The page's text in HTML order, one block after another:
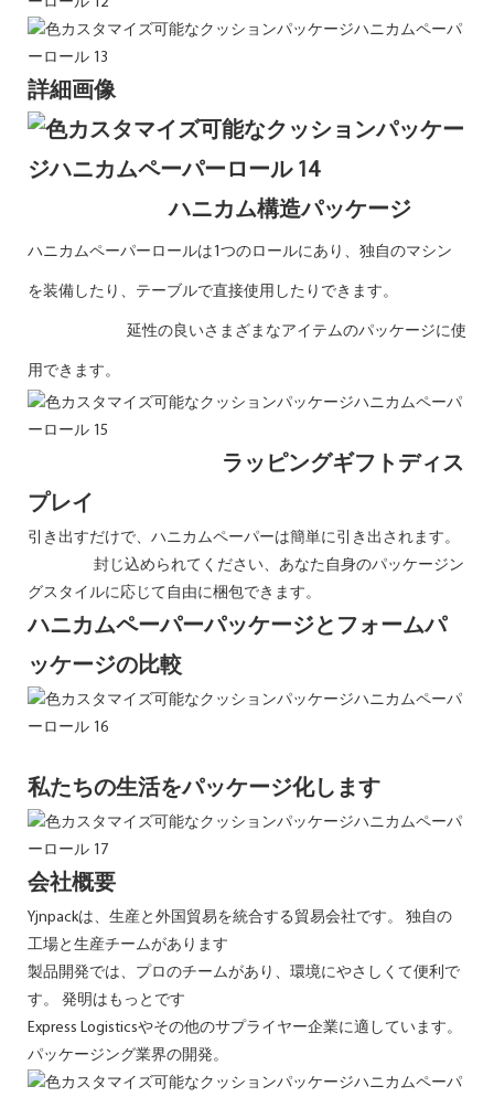
詳細画像
ハニカム構造パッケージ
ハニカムペーパーロールは1つのロールにあり、独自のマシン
を装備したり、テーブルで直接使用したりできます。
延性の良いさまざまなアイテムのパッケージに使
用できます。
ラッピングギフトディス
プレイ
引き出すだけで、ハニカムペーパーは簡単に引き出されます。
封じ込められてください、あなた自身のパッケージン
グスタイルに応じて自由に梱包できます。
ハニカムペーパーパッケージとフォームパ
ッケージの比較
私たちの生活をパッケージ化します
会社概要
Yjnpackは、生産と外国貿易を統合する貿易会社です。 独自の
工場と生産チームがあります
製品開発では、プロのチームがあり、環境にやさしくて便利で
す。 発明はもっとです
Express Logisticsやその他のサプライヤー企業に適しています。
パッケージング業界の開発。